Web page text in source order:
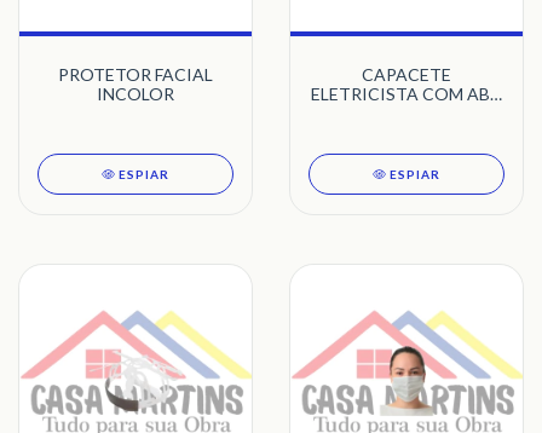
PROTETOR FACIAL
INCOLOR
ESPIAR
CAPACETE
ELETRICISTA COM ABA
ESPIAR